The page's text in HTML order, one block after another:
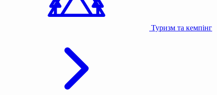
Туризм та кемпінг